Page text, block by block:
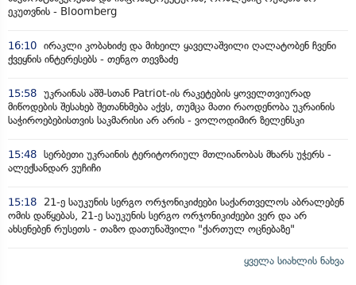
ეკუთვნის - Bloomberg
16:10 ირაკლი კობახიძე და მიხეილ ყაველაშვილი ღალატობენ ჩვენი
ქვეყნის ინტერესებს - თენგო თევზაძე
15:58 უკრაინას აშშ-სთან Patriot-ის რაკეტების ყოველთვიურად
მიწოდების შესახებ შეთანხმება აქვს, თუმცა მათი რაოდენობა უკრაინის
საჭიროებებისთვის საკმარისი არ არის - ვოლოდიმირ ზელენსკი
15:48 სერბეთი უკრაინის ტერიტორიულ მთლიანობას მხარს უჭერს -
ალექსანდარ ვუჩიჩი
15:18
21-ე საუკუნის სერგო ორჯონიკიძეები საქართველოს აბრალებენ
ომის დაწყებას, 21-ე საუკუნის სერგო ორჯონიკიძეები ვერ და არ
ახსენებენ რუსეთს - თაზო დათუნაშვილი "ქართულ ოცნებაზე"
ყველა სიახლის ნახვა